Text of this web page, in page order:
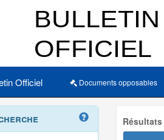
Officiel Documents opposables